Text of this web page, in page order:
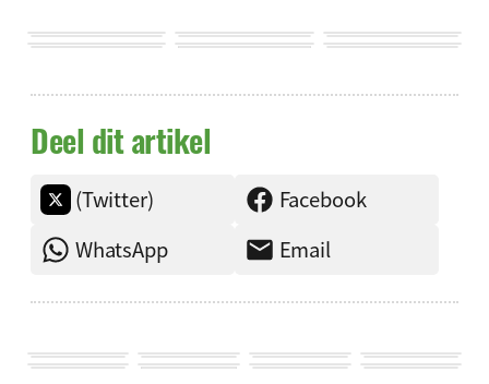
Deel dit artikel
(Twitter)
Facebook
WhatsApp
Email